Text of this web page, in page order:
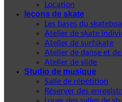
Location
leçons de skate
Les bases du
Atelier de skate
Atelier de surfskate
Atelier de danse et
Atelier de slide
Studio de musique
Salle de répétition
Réserver des